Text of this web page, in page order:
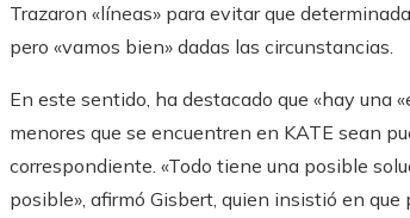
Trazaron «líneas» para evitar que
pero «vamos bien» dadas las circunstancias.
En este sentido, ha destacado que «hay una
menores que se encuentren en KATE sean
correspondiente. «Todo tiene una posible
posible», afirmó Gisbert, quien insistió en